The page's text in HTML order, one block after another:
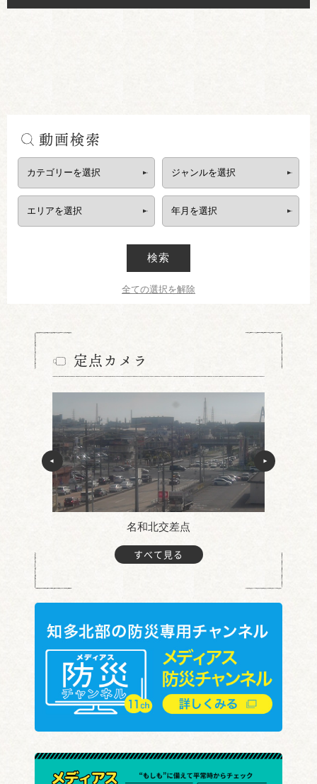
動画検索
検索
全ての選択を解除
定点カメラ
名和北交差点
すべて見る